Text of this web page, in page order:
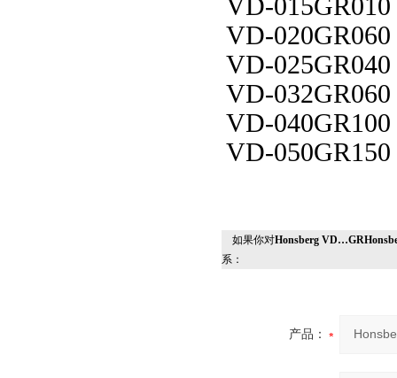
VD-015GR010
VD-020GR060
VD-025GR040
VD-032GR060
VD-040GR100
VD-050GR150
如果你对Honsberg
系：
产品：